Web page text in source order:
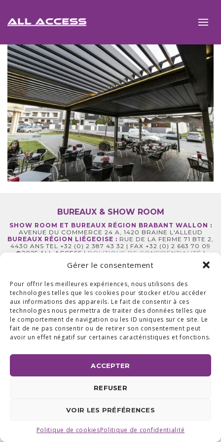
Gérer le consentement
Pour offrir les meilleures expériences, nous utilisons des
technologies telles que les cookies pour stocker et/ou accéder
aux informations des appareils. Le fait de consentir à ces
technologies nous permettra de traiter des données telles que
le comportement de navigation ou les ID uniques sur ce site. Le
fait de ne pas consentir ou de retirer son consentement peut
avoir un effet négatif sur certaines caractéristiques et fonctions.
ACCEPTER
REFUSER
VOIR LES PRÉFÉRENCES
Politique de cookiesPolitique de confidentialité
BUREAUX & SHOW ROOM
SHOW ROOM ET BUREAUX RÉGION BRABANT WALLON :
AVENUE DU COMMERCE 24 A, 1420 BRAINE L'ALLEUD
BUREAUX RÉGION LIÉGEOISE : RUE DE LA FERME 71 BTE 2,
4430 ANS TEL +32 (0) 2 387 43 32 | FAX +32 (0) 2 663 70 09
©2025 ALL ACCESS | POLITIQUE DE CONFIDENTIALITÉ |